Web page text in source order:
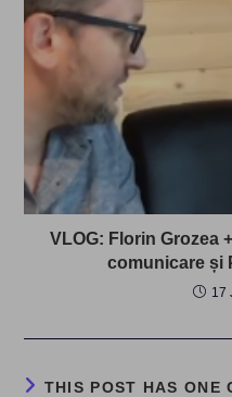
VLOG: Florin Grozea
comunicare și
17
THIS POST HAS ONE